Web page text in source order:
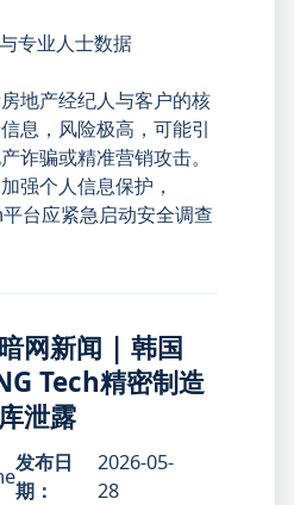
专业人士数据
地产经纪人与客户的核
息，风险极高，可能引
诈骗或精准营销攻击。
强个人信息保护，
台应紧急启动安全调查
网新闻 | 韩国
Tech精密制造
泄露
发布日
期：
2026-05-
28